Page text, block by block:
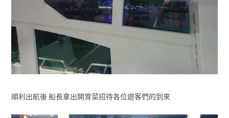
順利出航後 船長拿出開胃菜招待各位遊客們的到來